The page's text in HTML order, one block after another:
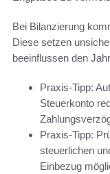
Bei Bilanzierung
Diese setzen
beeinflussen den
Praxis-Tipp:
Steuerkonto
Praxis-Tipp:
steuerlichen
Einbezug